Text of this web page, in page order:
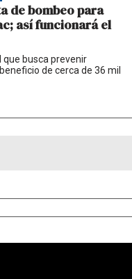
de bombeo para
así funcionará el
que busca prevenir
de cerca de 36 mil